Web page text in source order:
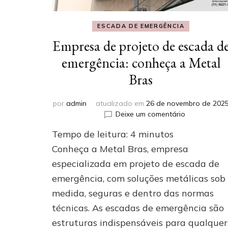
ESCADA DE EMERGÊNCIA
Empresa de projeto de escada
emergência: conheça a Metal
Bras
por admin atualizado em 26 de novembro de
Deixe um comentárioem
projeto
escada
de
conheça
a
Metal
Tempo de leitura: 4 minutos
Conheça a Metal Bras, empresa
especializada em projeto de escada de
emergência, com soluções metálicas sob
medida, seguras e dentro das normas
técnicas. As escadas de emergência são
estruturas indispensáveis para qualquer